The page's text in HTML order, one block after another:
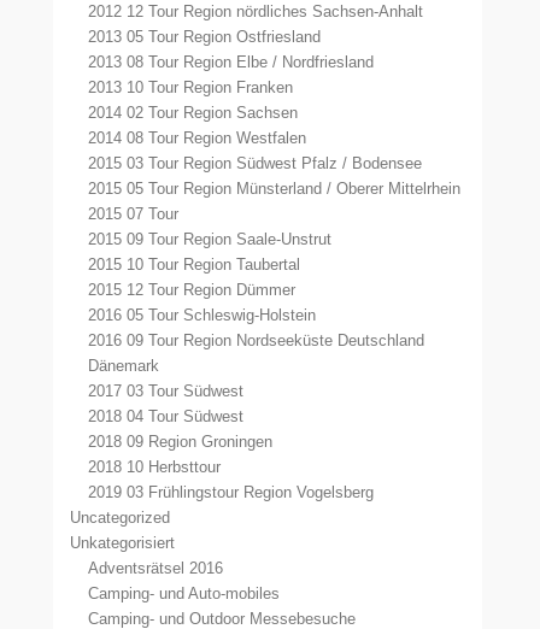
2012 12 Tour Region nördliches Sachsen-Anhalt
2013 05 Tour Region Ostfriesland
2013 08 Tour Region Elbe / Nordfriesland
2013 10 Tour Region Franken
2014 02 Tour Region Sachsen
2014 08 Tour Region Westfalen
2015 03 Tour Region Südwest Pfalz / Bodensee
2015 05 Tour Region Münsterland / Oberer Mittelrhein
2015 07 Tour
2015 09 Tour Region Saale-Unstrut
2015 10 Tour Region Taubertal
2015 12 Tour Region Dümmer
2016 05 Tour Schleswig-Holstein
2016 09 Tour Region Nordseeküste Deutschland
Dänemark
2017 03 Tour Südwest
2018 04 Tour Südwest
2018 09 Region Groningen
2018 10 Herbsttour
2019 03 Frühlingstour Region Vogelsberg
Uncategorized
Unkategorisiert
Adventsrätsel 2016
Camping- und Auto-mobiles
Camping- und Outdoor Messebesuche